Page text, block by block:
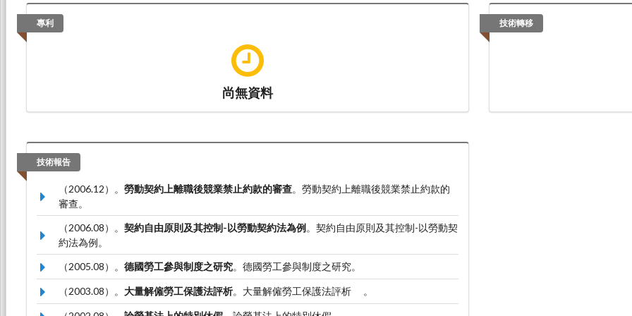
專利
尚無資料
技術轉移
技術報告
（2006.12）。 勞動契約上離職後競業禁止約款的審查。勞動契約上離職後競業禁止約款的
審查。
（2006.08）。 契約自由原則及其控制-以勞動契約法為例。契約自由原則及其控制-以勞動契
約法為例。
（2005.08）。 德國勞工參與制度之研究。德國勞工參與制度之研究。
（2003.08）。 大量解僱勞工保護法評析。大量解僱勞工保護法評析 。